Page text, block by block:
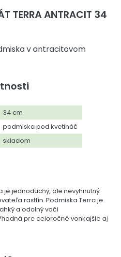
TERRA ANTRACIT 34
v antracitovom
34 cm
podmiska pod kvetináč
skladom
je jednoduchý, ale nevyhnutný
rastlín. Podmiska Terra je
a odolný voči
pre celoročné vonkajšie aj